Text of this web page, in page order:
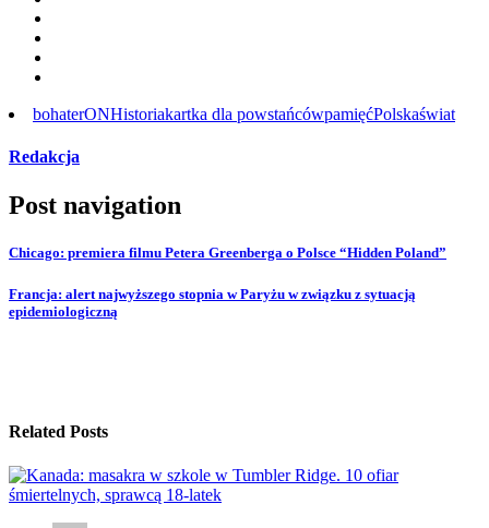
bohaterONHistoriakartka dla powstańcówpamięćPolskaświat
Redakcja
Post navigation
Chicago: premiera filmu Petera Greenberga o Polsce “Hidden Poland”
Francja: alert najwyższego stopnia w Paryżu w związku z sytuacją
epidemiologiczną
Related Posts